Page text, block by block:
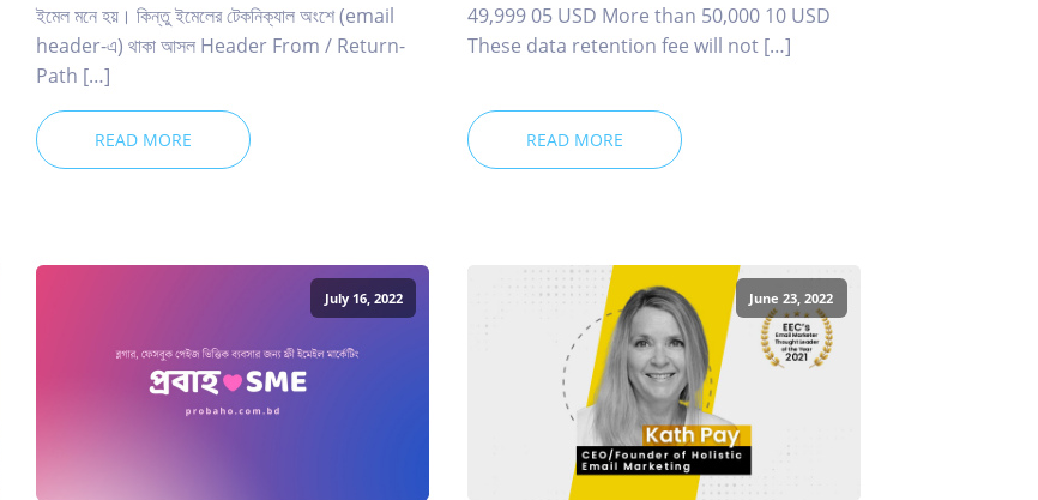
ইমেল মনে হয়। কিন্তু ইমেলের টেকনিক্যাল অংশে (email
header-এ) থাকা আসল Header From / Return-
Path […]
READ MORE
49,999 05 USD More than 50,000 10 USD
These data retention fee will not […]
READ MORE
July 16, 2022 June 23, 2022